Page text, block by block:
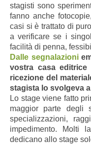
stagisti sono
fanno anche
casi si è trattato di
a verificare se i
facilità di penna,
Dalle segnalazioni
vostra casa
ricezione del
stagista lo svolgeva
Lo stage viene fatto
maggior parte degli
specializzazioni,
impedimento. Molti
dedicano allo stage